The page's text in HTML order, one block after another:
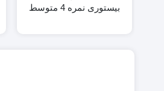
بیستوری نمره 4 متوسط